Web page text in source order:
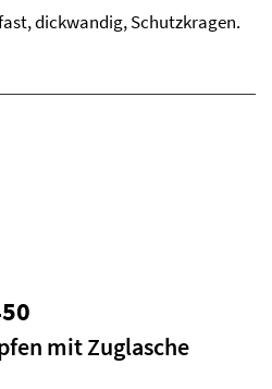
dickwandig, Schutzkragen.
mit Zuglasche